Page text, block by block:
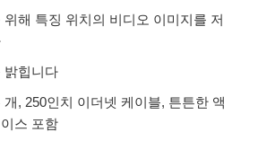
해 특징 위치의 비디오 이미지를 저
밝힙니다
, 250인치 이더넷 케이블, 튼튼한 액
스 포함